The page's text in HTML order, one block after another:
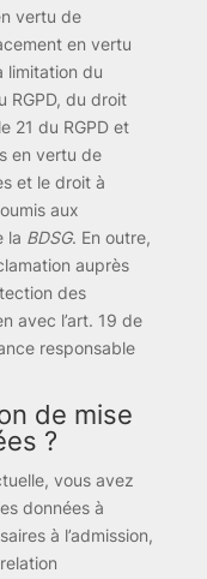
vertu de
en vertu
limitation du
RGPD, du droit
21 du RGPD et
en vertu de
et le droit à
aux
la BDSG. En outre,
auprès
des
avec l’art. 19 de
responsable
de mise
?
vous avez
données à
à l’admission,